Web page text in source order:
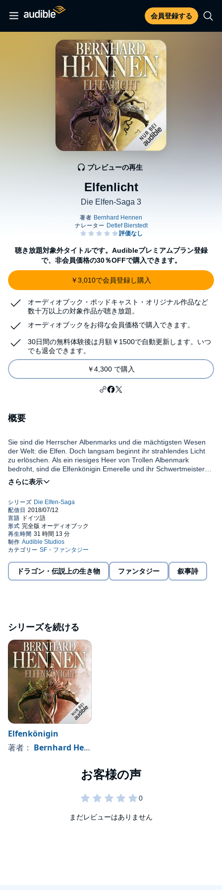
会員登録する
Elfenlicht
Die Elfen-Saga 3
プレビューの再生
聴き放題対象外タイトルです。Audibleプレミアムプラン登録
で、非会員価格の30％OFFで購入できます。
￥3,010で会員登録し購入
オーディオブック・ポッドキャスト・オリジナル作品など
数十万以上の対象作品が聴き放題。
オーディオブックをお得な会員価格で購入できます。
30日間の無料体験後は月額￥1500で自動更新します。いつ
でも退会できます。
￥4,300 で購入
概要
Sie sind die Herrscher Albenmarks und die mächtigsten Wesen
der Welt: die Elfen. Doch langsam beginnt ihr strahlendes Licht
zu erlöschen. Als ein riesiges Heer von Trollen Albenmark
bedroht, sind die Elfenkönigin Emerelle und ihr Schwertmeister
Ollowein die Einzigen, die sich dem übermächtigen Feind
entgegenstellen. Emerelle ist bereit, alles zu tun, um ihr Volk vor
fatalen Fehler...
bei Audible.
©2014 Bernhard Hennen (P)2018 Audible Studios
ドラゴン・伝説上の生き物 ファンタジー 叙事詩
シリーズを続ける
Elfenkönigin
著者： Bernhard Hennen
まだレビューはありません